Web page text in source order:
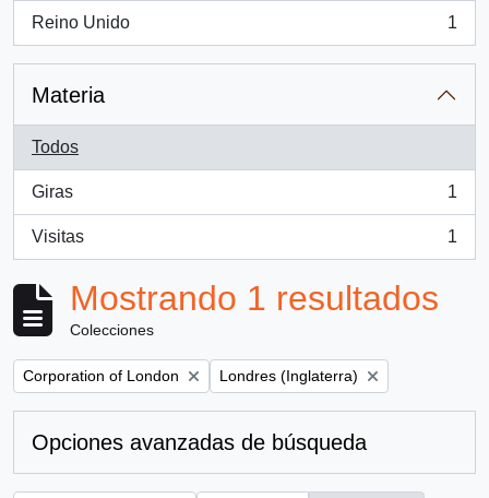
Reino Unido
, 1 resultados
1
Materia
Todos
Giras
, 1 resultados
1
Visitas
, 1 resultados
1
Mostrando 1 resultados
Colecciones
Remove filter:
Corporation of London Remove filter:
Londres (Inglaterra)
Opciones avanzadas de búsqueda